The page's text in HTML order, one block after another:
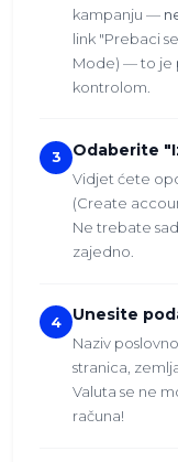
kampanju —
link "Prebaci
Mode) — to je
kontrolom.
3 Odaberite
Vidjet ćete
(Create
Ne trebate
zajedno.
4 Unesite
Naziv
stranica,
Valuta se ne
računa!